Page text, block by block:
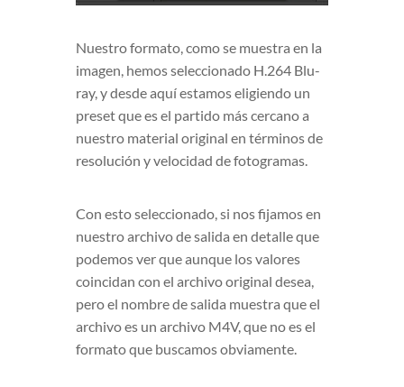
Nuestro formato, como se muestra en la
imagen, hemos seleccionado H.264 Blu-
ray, y desde aquí estamos eligiendo un
preset que es el partido más cercano a
nuestro material original en términos de
resolución y velocidad de fotogramas.
Con esto seleccionado, si nos fijamos en
nuestro archivo de salida en detalle que
podemos ver que aunque los valores
coincidan con el archivo original desea,
pero el nombre de salida muestra que el
archivo es un archivo M4V, que no es el
formato que buscamos obviamente.